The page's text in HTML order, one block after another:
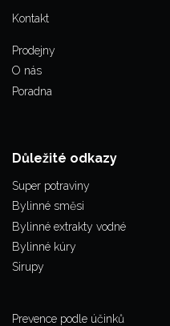
Kontakt
Prodejny
O nás
Poradna
Důležité odkazy
Super potraviny
Bylinné směsi
Bylinné extrakty vodné
Bylinné kúry
Sirupy
Prevence podle účinků